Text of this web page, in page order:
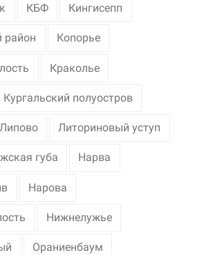
КБФ Кингисепп
район Копорье
Краколье
Кургальский полуостров
Липово Литориновый уступ
губа Нарва
Нарова
Нижнелужье
Ораниенбаум